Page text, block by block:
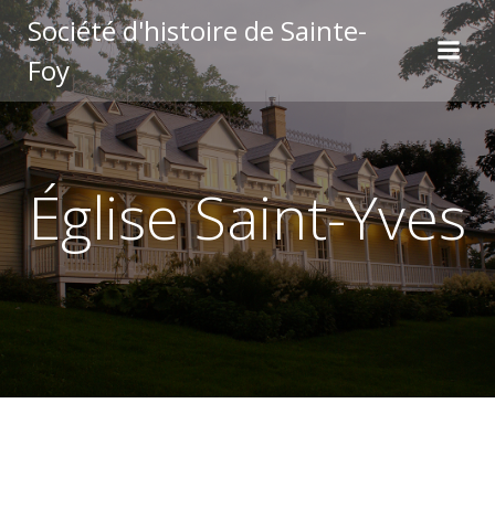
au
Société d'histoire de Sainte-
Foy
Église Saint-Yves